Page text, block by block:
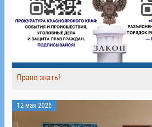
Право знать!
12 мая 2026